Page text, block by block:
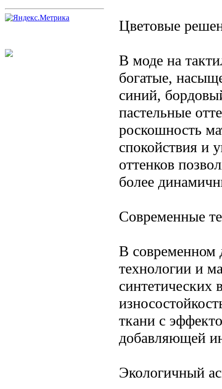
Цветовые
В моде на
богатые,
синий,
пастельные
роскошность
спокойствия и
оттенков
более
Современные
В современном
технологии и
синтетических
ткани с
добавляющей
Экологичный